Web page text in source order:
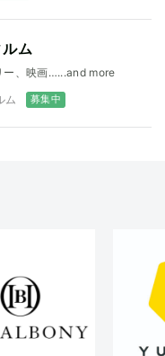
ム
ー、映画…...and more
ム 募集中